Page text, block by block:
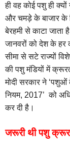
ही वह कोई पशु ही
और चमड़े के बाजार के
बेरहमी से काटा
जानवरों को देश के हर
सीमा से सटे राज्यों
की पशु मंडियों में
मोदी सरकार ने ‘पशुओं
नियम, 2017’ को
कर दी है।
जरूरी थी पशु